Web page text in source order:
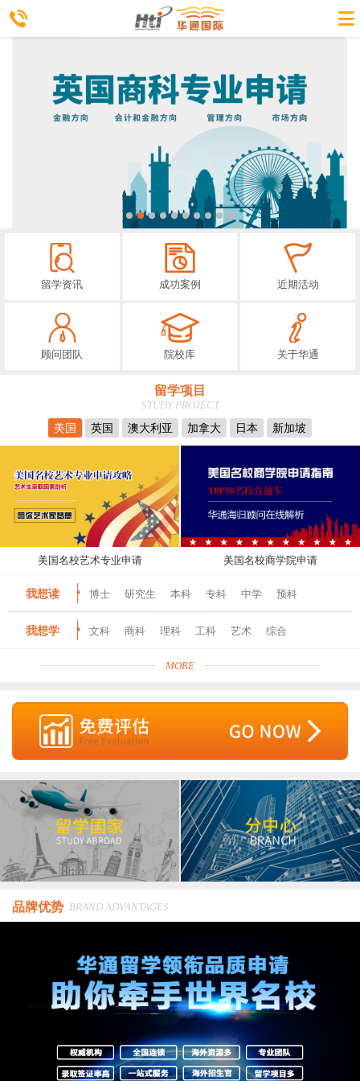
留学资讯 成功案例 近期活动
顾问团队 院校库 关于华通
留学项目
STUDY PROJECT
美国
英国 澳大利亚 加拿大 日本 新加坡
美国名校艺术专业申请 美国名校商学院申请
我想读 博士 研究生 本科 专科 中学 预科
我想学 文科 商科 理科 工科 艺术 综合
MORE
品牌优势 BRAND ADVANTAGES